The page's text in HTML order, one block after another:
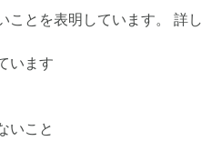
最適なルックを見つけまし
個性的な表現をすることが
現する力を持ちます。ア
ブラウザ拡張機能はあな
とを表明しています。 詳
います
いこと